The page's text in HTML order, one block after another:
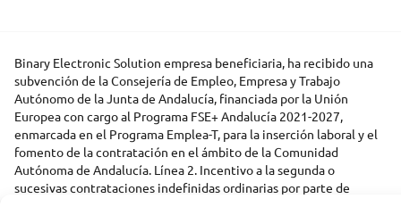
Binary Electronic Solution empresa beneficiaria, ha recibido una
subvención de la Consejería de Empleo, Empresa y Trabajo
Autónomo de la Junta de Andalucía, financiada por la Unión
Europea con cargo al Programa FSE+ Andalucía 2021-2027,
enmarcada en el Programa Emplea-T, para la inserción laboral y el
fomento de la contratación en el ámbito de la Comunidad
Autónoma de Andalucía. Línea 2. Incentivo a la segunda o
sucesivas contrataciones indefinidas ordinarias por parte de